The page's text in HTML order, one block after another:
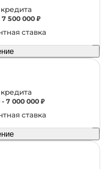
EBD)
(HSA)
ряд) ISOFIX
7 500 000 ₽
ставка
7 000 000 ₽
ставка